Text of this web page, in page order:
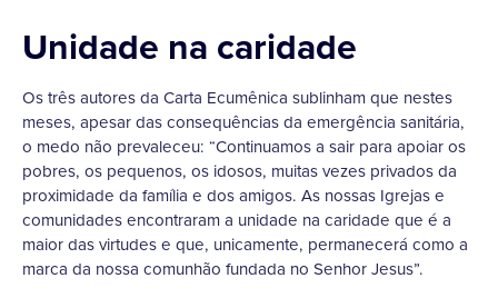
Unidade na caridade
Os três autores da Carta Ecumênica sublinham que nestes
meses, apesar das consequências da emergência sanitária,
o medo não prevaleceu: “Continuamos a sair para apoiar os
pobres, os pequenos, os idosos, muitas vezes privados da
proximidade da família e dos amigos. As nossas Igrejas e
comunidades encontraram a unidade na caridade que é a
maior das virtudes e que, unicamente, permanecerá como a
marca da nossa comunhão fundada no Senhor Jesus”.